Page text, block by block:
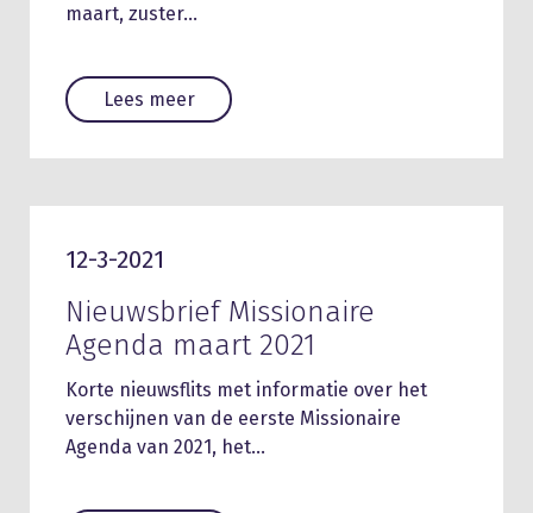
maart, zuster…
Lees meer
12-3-2021
Nieuwsbrief Missionaire
Agenda maart 2021
Korte nieuwsflits met informatie over het
verschijnen van de eerste Missionaire
Agenda van 2021, het…